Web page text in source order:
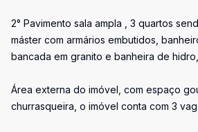
2° Pavimento sala ampla , 3 quartos
máster com armários embutidos,
bancada em granito e banheira de
Área externa do imóvel, com espaço
churrasqueira, o imóvel conta com 3